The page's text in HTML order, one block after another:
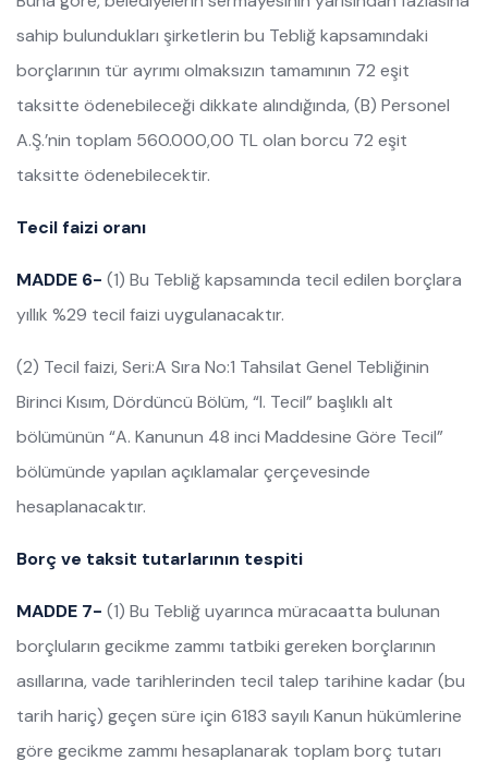
sahip bulundukları şirketlerin bu Tebliğ kapsamındaki
borçlarının tür ayrımı olmaksızın tamamının 72 eşit
taksitte ödenebileceği dikkate alındığında, (B) Personel
A.Ş.’nin toplam 560.000,00 TL olan borcu 72 eşit
taksitte ödenebilecektir.
Tecil faizi oranı
MADDE 6- (1) Bu Tebliğ kapsamında tecil edilen borçlara
yıllık %29 tecil faizi uygulanacaktır.
(2) Tecil faizi, Seri:A Sıra No:1 Tahsilat Genel Tebliğinin
Birinci Kısım, Dördüncü Bölüm, “I. Tecil” başlıklı alt
bölümünün “A. Kanunun 48 inci Maddesine Göre Tecil”
bölümünde yapılan açıklamalar çerçevesinde
hesaplanacaktır.
Borç ve taksit tutarlarının tespiti
MADDE 7- (1) Bu Tebliğ uyarınca müracaatta bulunan
borçluların gecikme zammı tatbiki gereken borçlarının
asıllarına, vade tarihlerinden tecil talep tarihine kadar (bu
tarih hariç) geçen süre için 6183 sayılı Kanun hükümlerine
göre gecikme zammı hesaplanarak toplam borç tutarı